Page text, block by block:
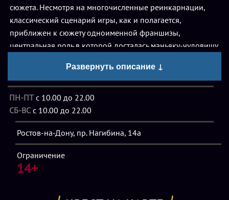
сюжета. Несмотря на многочисленные реинкарнации,
классический сценарий игры, как и полагается,
приближен к сюжету одноименной франшизы,
центральная роль в которой досталась маньяку-чудовищу.
При всей любви к хоррорам и фильмам ужасов создатели
«Пилы» не стали превращать жутковатый и атмосферный
благодаря звукам, свету, спецэффектам и декорациям
квест в банальный ужастик с актером, выскакивающим
из-за всех углов и поверхностей. Возможно, посетителям,
имеющим богатый опыт прохождения игр-
душераздирающих криков и убийцы в маске, который
гоняется за несчастными, сбившимися в кучку игроками
Развернуть описание ↓
ПН-ПТс 10.00 до 22.00
СБ-ВС с 10.00 до 22.00
Ростов-на-Дону, пр. Нагибина, 14а
Ограничение
14+